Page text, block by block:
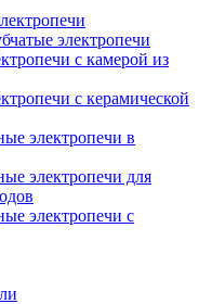
электропечи
с камерой из
с керамической
электропечи в
электропечи для
электропечи с